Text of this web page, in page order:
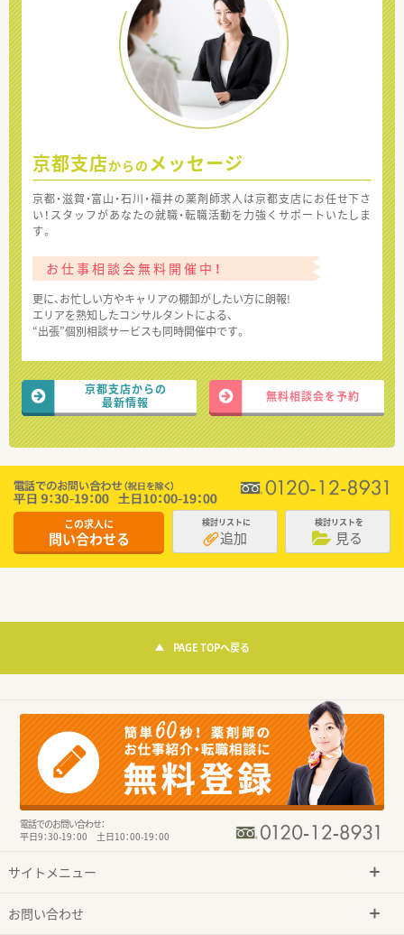
京都支店からの メッセージ
京都・滋賀・富山・石川・福井の薬剤師求人は京都支店にお任せ下さ
い！スタッフがあなたの就職・転職活動を力強くサポートいたしま
す。
お仕事相談会無料開催中！
更に、お忙しい方やキャリアの棚卸がしたい方に朗報!
エリアを熟知したコンサルタントによる、
“出張”個別相談サービスも同時開催中です。
京都支店からの
最新情報
無料相談会を予約
この求人に
問い合わせる
検討リストに
追加
検討リストを
見る
PAGE TOPへ戻る
電話でのお問い合わせ：
平日9：30-19：00 土日10：00-19：00
サイトメニュー
お問い合わせ